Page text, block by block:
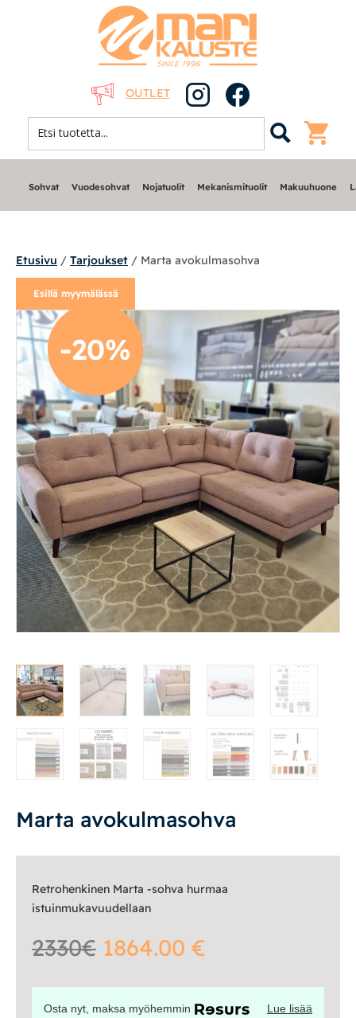
OUTLET
Sohvat
Modulisohvat
Löhösohvat
Avo- ja kulmasohvat
2-istuttavat sohvat
3-istuttavat sohvat
Divaanisohvat
Sohvan hoitoaineet
Nojatuolit
Mekanismituolit
Pöydät ja tuolit
Säilytys
Matot
Valaisimet
Vuodesohvat
Senioreille
Sohvat Vuodesohvat Nojatuolit Mekanismituolit Makuuhuone
Etusivu / Tarjoukset / Marta avokulmasohva
Esillä myymälässä
-20%
Marta avokulmasohva
Retrohenkinen Marta -sohva hurmaa
istuinmukavuudellaan
2330€ 1864.00 €
Osta nyt, maksa myöhemmin Lue lisää